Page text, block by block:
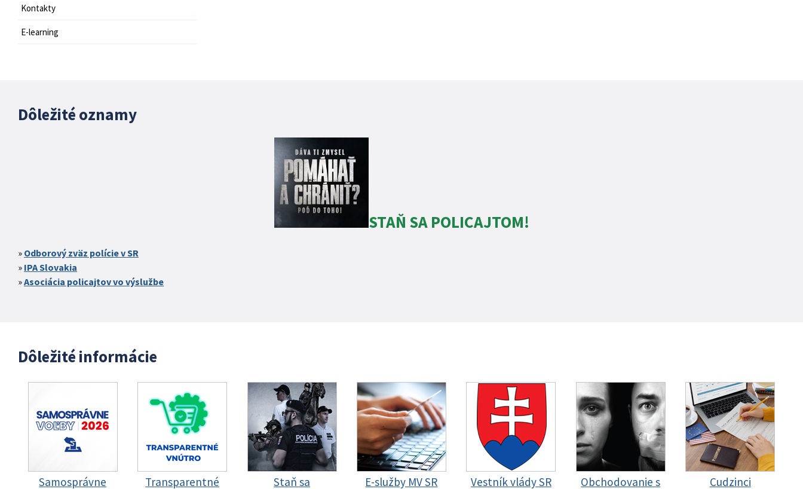
Kontakty
E-learning
Dôležité oznamy
STAŇ SA POLICAJTOM!
Odborový zväz polície v SR
IPA Slovakia
Asociácia policajtov vo výslužbe
Dôležité informácie
Samosprávne
Transparentné
Staň sa
E-služby MV SR Vestník vlády SR
Obchodovanie s
Cudzinci